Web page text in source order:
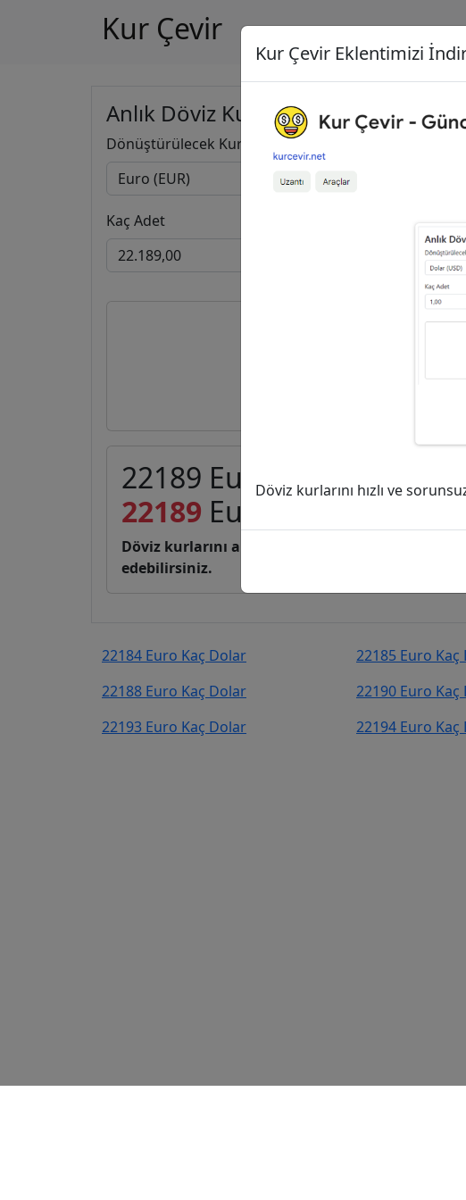
Kur Çevir
Anlık Döviz Kuru Hesapla
Dönüştürülecek Kur
Kaç Adet
22189 Euro (EUR) kaç
22189 Euro
Döviz kurlarını anlık, canlı, basit bir şekilde
edebilirsiniz.
22184 Euro Kaç Dolar 22185 Euro Kaç
22188 Euro Kaç Dolar
22190 Euro Kaç
22193 Euro Kaç Dolar
22194 Euro Kaç
Kur Çevir Eklentimizi
Döviz kurlarını hızlı ve